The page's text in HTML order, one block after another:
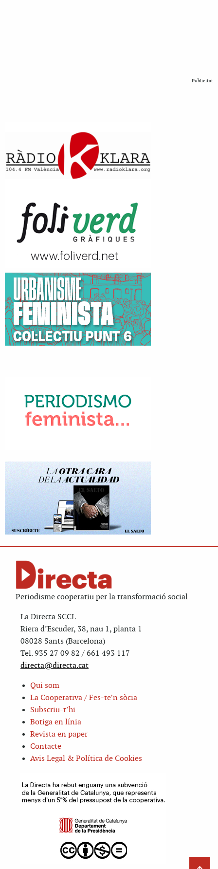
Publicitat
Periodisme cooperatiu per la transformació social
La Directa SCCL
Riera d’Escuder, 38, nau 1, planta 1
08028 Sants (Barcelona)
Tel. 935 27 09 82 / 661 493 117
directa@directa.cat
Qui som
La Cooperativa / Fes-te’n sòcia
Subscriu-t’hi
Botiga en línia
Revista en paper
Contacte
Avis Legal & Política de Cookies